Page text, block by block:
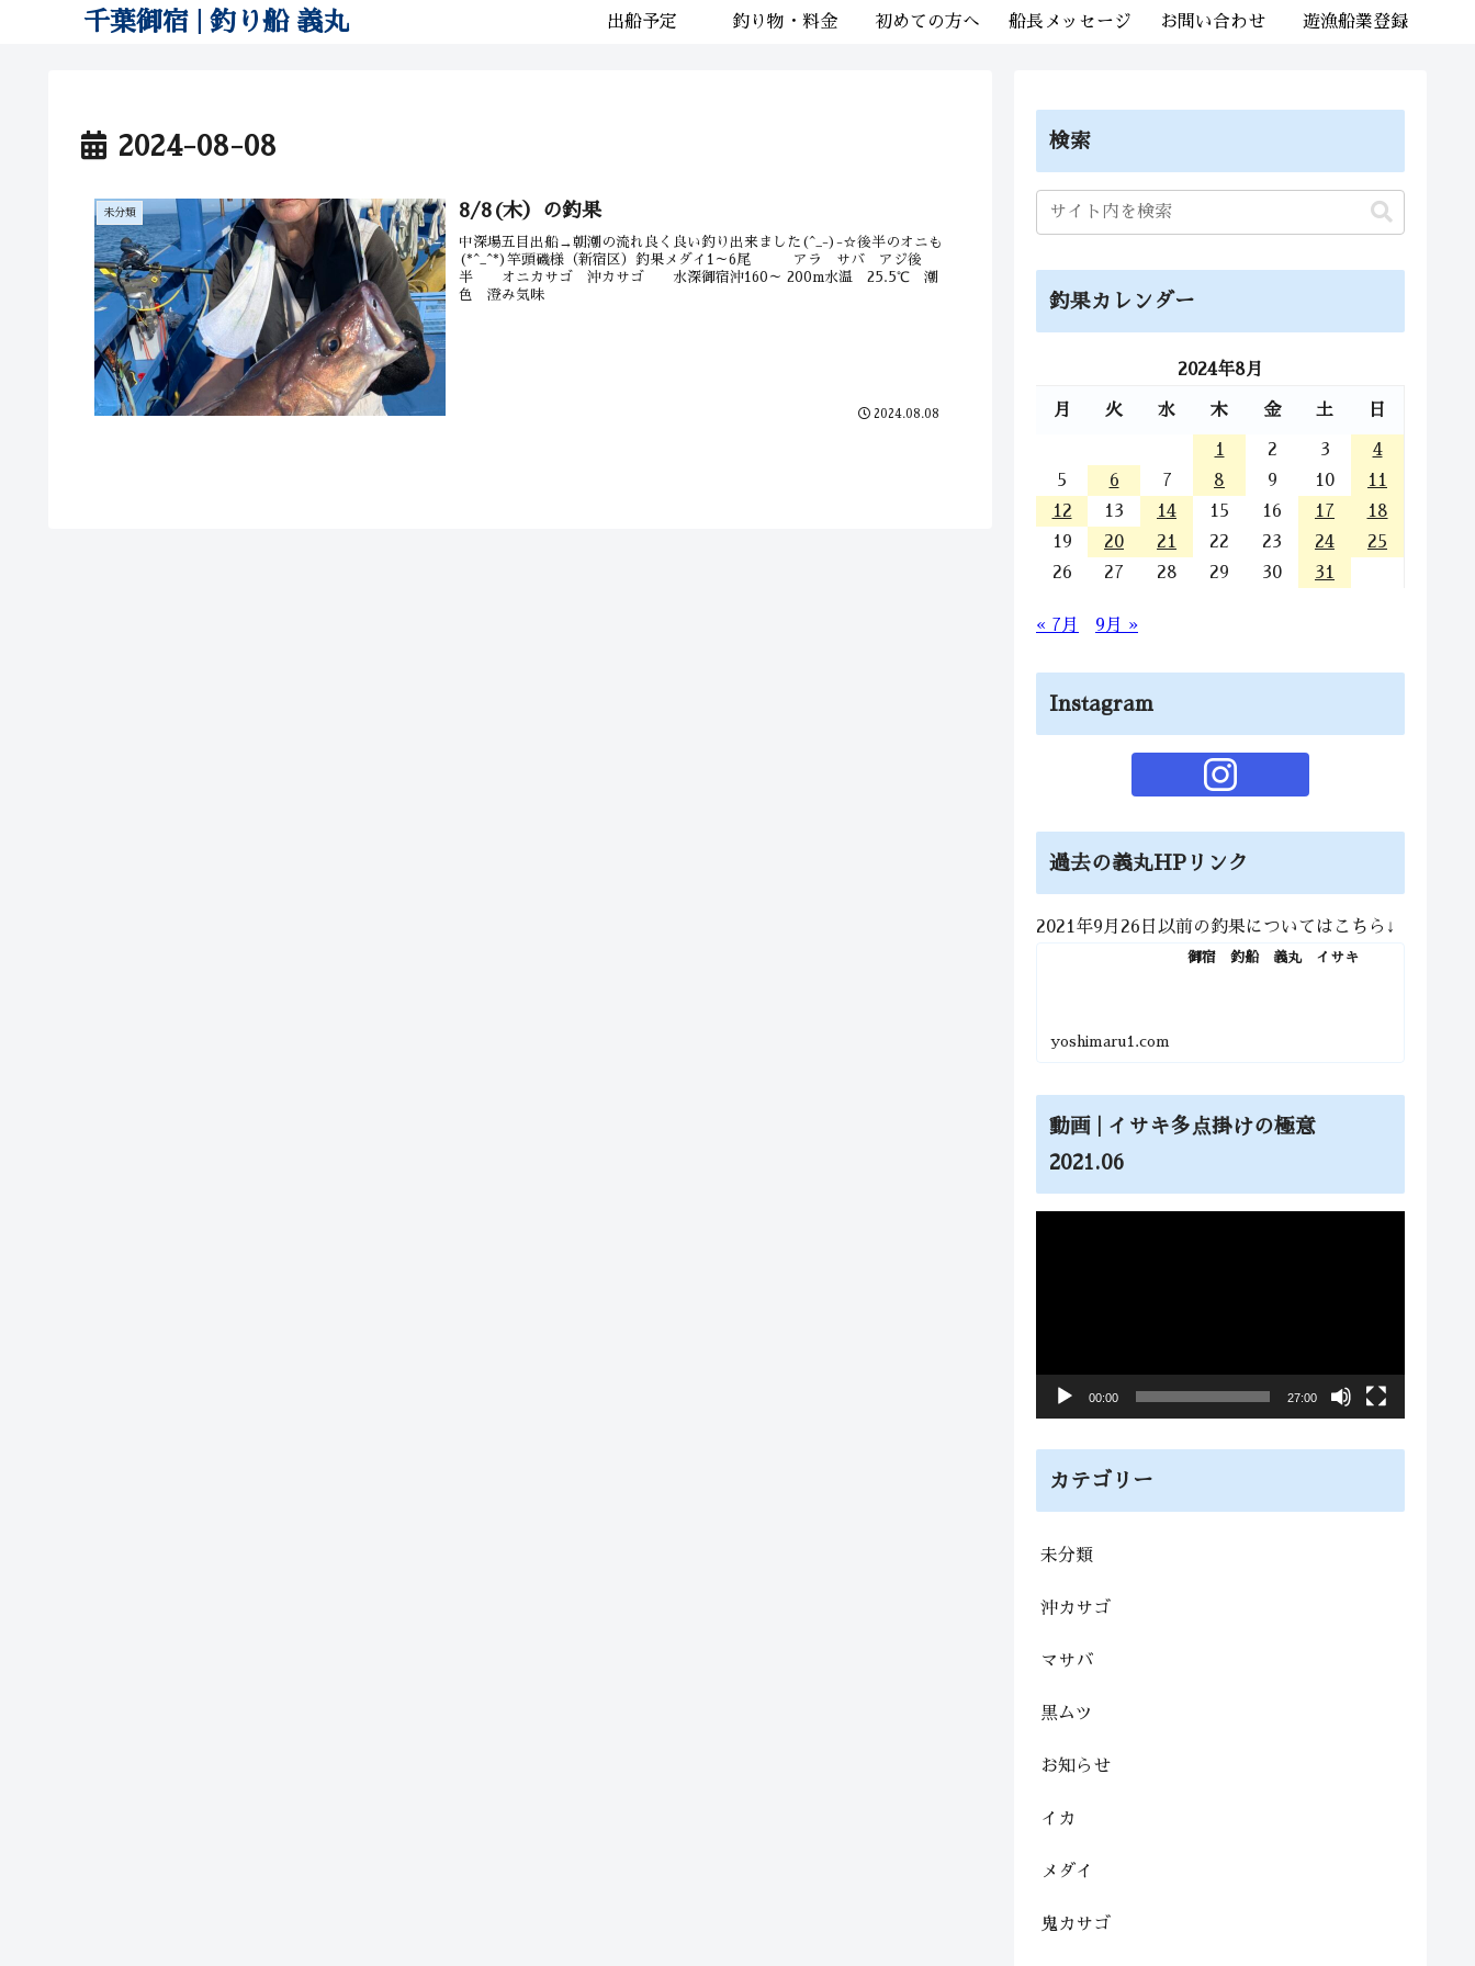
千葉御宿 | 釣り船 義丸 出船予定 釣り物・料金 初めての方へ 船長メッセージ お問い合わせ 遊漁船業登録
2024-08-08
未分類 8/8(木）の釣果
中深場五目出船→朝潮の流れ良く良い釣り出来ました(^_-)-☆後半のオニも
(*^_^*)竿頭磯様（新宿区）釣果メダイ1～6尾 アラ サバ アジ後
半 オニカサゴ 沖カサゴ 水深御宿沖160～ 200m水温 25.5℃ 潮
色 澄み気味
2024.08.08
検索
釣果カレンダー
2024年8月
月 火 水 木 金 土 日
1 2 3
4
5
6 7 8 9 10
11
12
13 14 15 16 17
18
19
20 21 22 23 24
25
26
27 28 29 30 31
« 7月 9月 »
Instagram
過去の義丸HPリンク
2021年9月26日以前の釣果についてはこちら↓
御宿 釣船 義丸 イサキ
yoshimaru1.com
動画 | イサキ多点掛けの極意
2021.06
ヤ
00:00 27:00
カテゴリー
未分類
沖カサゴ
マサバ
黒ムツ
お知らせ
イカ
メダイ
鬼カサゴ